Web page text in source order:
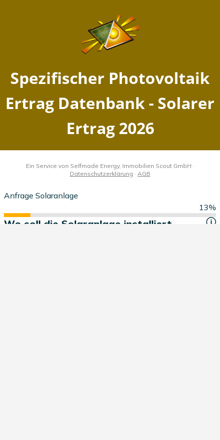
Spezifischer Photovoltaik
Ertrag Datenbank - Solarer
Ertrag 2026